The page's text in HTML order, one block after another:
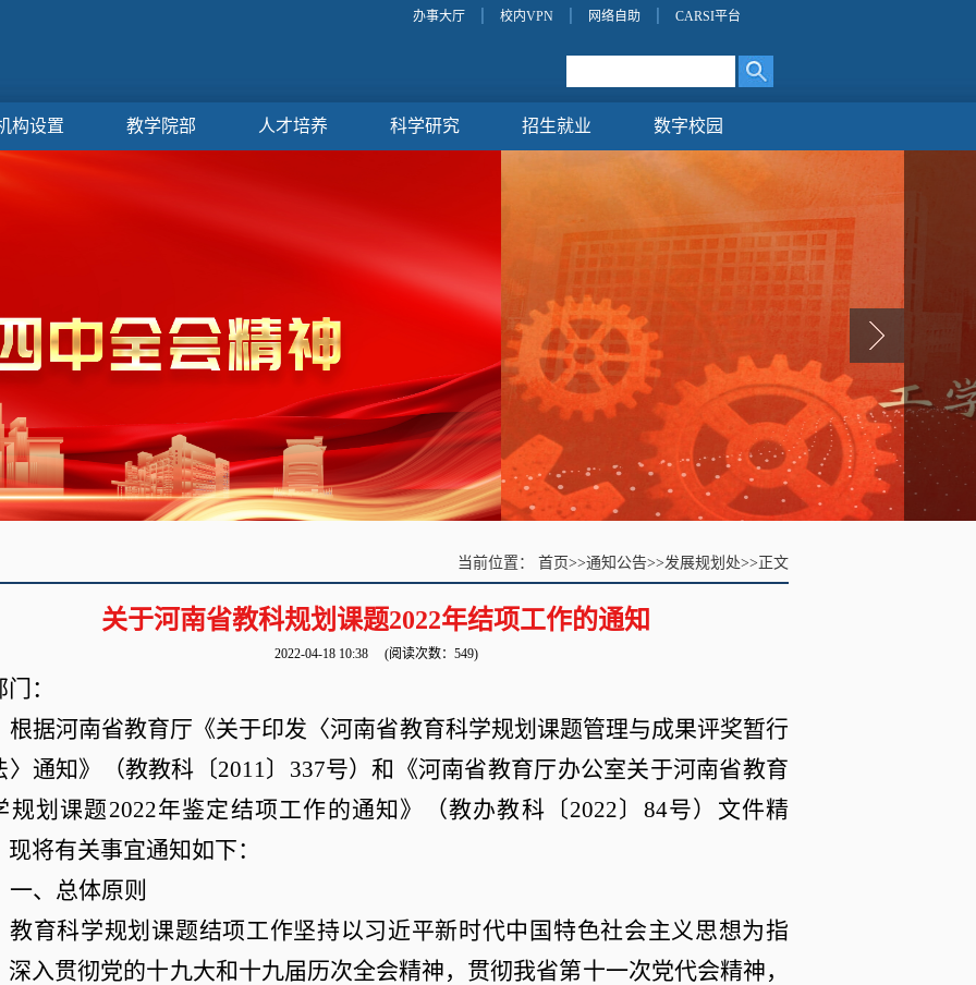
办事大厅 校内VPN 网络自助 CARSI平台
构设置 教学院部 人才培养 科学研究 招生就业 数字校园
当前位置： 首页>>通知公告>>发展规划处>> 正文
关于河南省教科规划课题2022年结项工作的通知
2022-04-18 10:38 (阅读次数： 549)
门 ：
根据河南省教育厅《关于印发〈河南省教育科学规划课题管理与成果评奖暂行
〉通知》（教教科〔2011〕 337号）和《河南省教育厅办公室关于河南省教育
规划课题2022年鉴定结项工作的通知》（教办教科〔2022〕 84号）文件精
现将有关事宜通知如下：
一、总体原则
教育科学规划课题结项工作坚持以习近平新时代中国特色社会主义思想为指
深入贯彻党的十九大和十九届历次全会精神，贯彻我省第十一次党代会精神，